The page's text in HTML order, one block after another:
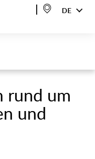
DE
rund um
und